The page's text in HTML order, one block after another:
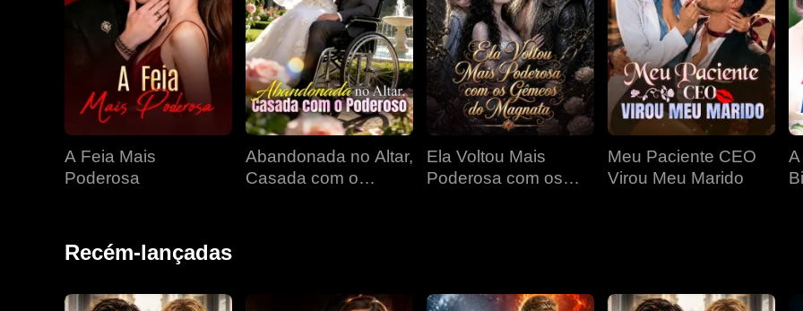
A Feia Mais
Poderosa
Abandonada no Altar,
Casada com o
Ela Voltou Mais
Poderosa com os
Meu Paciente CEO
Virou Meu Marido
Recém-lançadas